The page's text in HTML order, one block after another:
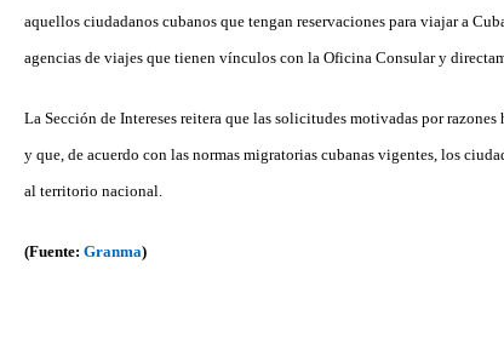
aquellos ciudadanos cubanos que tengan reservaciones para viajar a
agencias de viajes que tienen vínculos con la Oficina Consular y
La Sección de Intereses reitera que las solicitudes motivadas por
y que, de acuerdo con las normas migratorias cubanas vigentes, los
al territorio nacional.
(Fuente: Granma)